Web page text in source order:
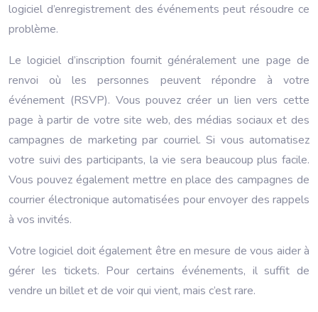
logiciel d’enregistrement des événements peut résoudre ce
problème.
Le logiciel d’inscription fournit généralement une page de
renvoi où les personnes peuvent répondre à votre
événement (RSVP). Vous pouvez créer un lien vers cette
page à partir de votre site web, des médias sociaux et des
campagnes de marketing par courriel. Si vous automatisez
votre suivi des participants, la vie sera beaucoup plus facile.
Vous pouvez également mettre en place des campagnes de
courrier électronique automatisées pour envoyer des rappels
à vos invités.
Votre logiciel doit également être en mesure de vous aider à
gérer les tickets. Pour certains événements, il suffit de
vendre un billet et de voir qui vient, mais c’est rare.